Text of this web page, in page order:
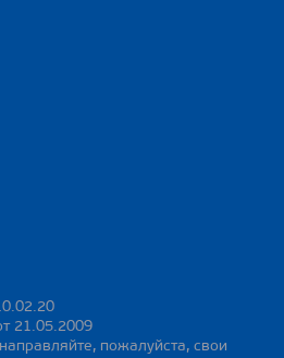
21.05.2009
пожалуйста, свои